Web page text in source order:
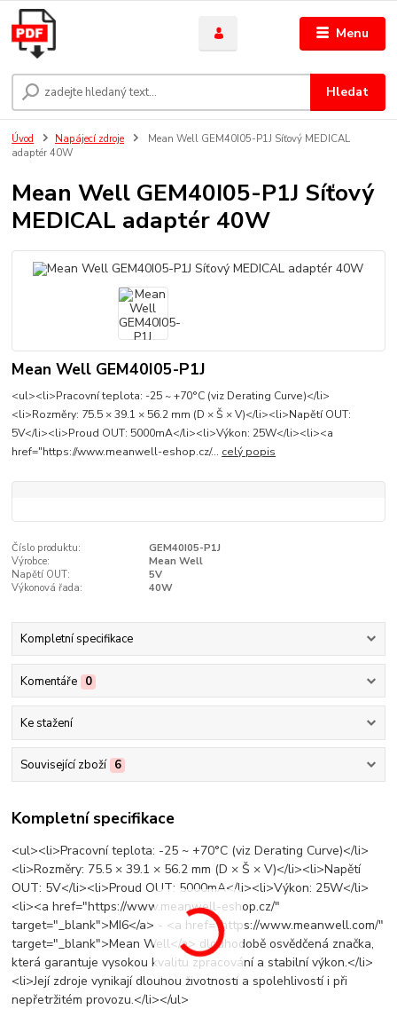
Menu
Hledat
Úvod Napájecí zdroje
Mean Well GEM40I05-P1J Síťový MEDICAL
adaptér 40W
Mean Well GEM40I05-P1J Síťový
MEDICAL adaptér 40W
Mean Well GEM40I05-P1J
<ul><li>Pracovní teplota: -25 ~ +70°C (viz Derating Curve)</li>
<li>Rozměry: 75.5 × 39.1 × 56.2 mm (D × Š × V)</li><li>Napětí OUT:
5V</li><li>Proud OUT: 5000mA</li><li>Výkon: 25W</li><li><a
href="https://www.meanwell-eshop.cz/... celý popis
Číslo produktu:
GEM40I05-P1J
Výrobce:
Mean Well
Napětí OUT:
5V
Výkonová řada:
40W
Kompletní specifikace
Komentáře 0
Ke stažení
Související zboží 6
Kompletní specifikace
<ul><li>Pracovní teplota: -25 ~ +70°C (viz Derating Curve)</li>
<li>Rozměry: 75.5 × 39.1 × 56.2 mm (D × Š × V)</li><li>Napětí
OUT: 5V</li><li>Proud OUT: 5000mA</li><li>Výkon: 25W</li>
<li><a href="https://www.meanwell-eshop.cz/"
target="_blank">MI6</a> - <a href="https://www.meanwell.com/"
target="_blank">Mean Well</a> dlouhodobě osvědčená značka,
která garantuje vysokou kvalitu zpracování a stabilní výkon.</li>
<li>Její zdroje vynikají dlouhou životností a spolehlivostí i při
nepřetržitém provozu.</li></ul>